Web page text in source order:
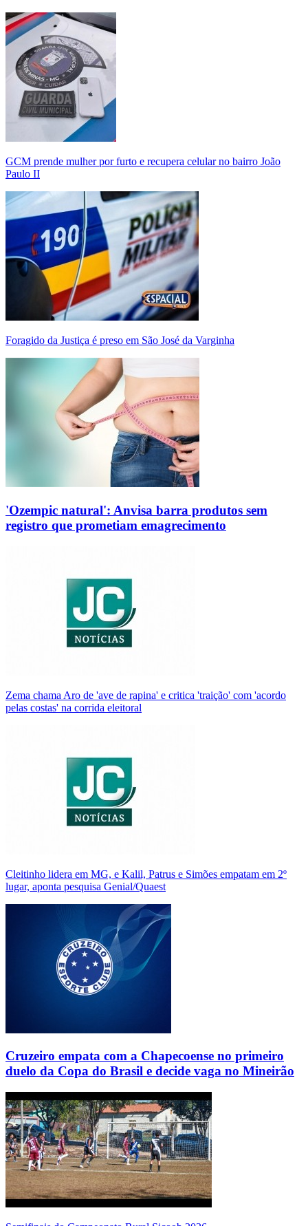
GCM prende mulher por furto e recupera celular no bairro João
Paulo II
Foragido da Justiça é preso em São José da Varginha
'Ozempic natural': Anvisa barra produtos sem
registro que prometiam emagrecimento
Zema chama Aro de 'ave de rapina' e critica 'traição' com 'acordo
pelas costas' na corrida eleitoral
Cleitinho lidera em MG, e Kalil, Patrus e Simões empatam em 2º
lugar, aponta pesquisa Genial/Quaest
Cruzeiro empata com a Chapecoense no primeiro
duelo da Copa do Brasil e decide vaga no Mineirão